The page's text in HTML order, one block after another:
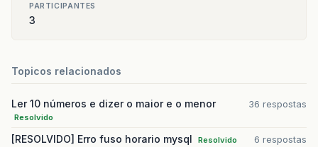
PARTICIPANTES
3
Topicos relacionados
Ler 10 números e dizer o maior e o menor
Resolvido
36 respostas
[RESOLVIDO] Erro fuso horario mysql Resolvido 6 respostas